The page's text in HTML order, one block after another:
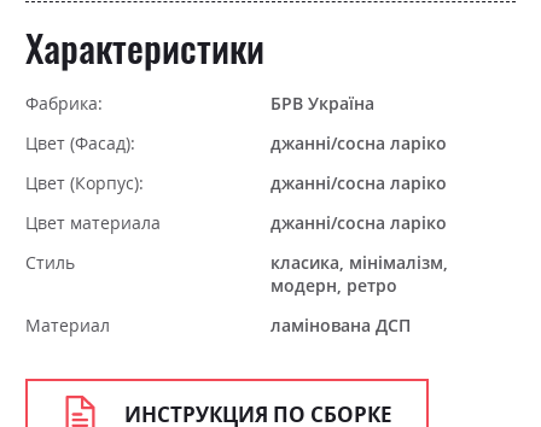
Характеристики
Фабрика:
БРВ Україна
Цвет (Фасад):
джанні/сосна ларіко
Цвет (Корпус):
джанні/сосна ларіко
Цвет материала
джанні/сосна ларіко
Стиль
класика, мінімалізм,
модерн, ретро
Материал
ламінована ДСП
ИНСТРУКЦИЯ ПО СБОРКЕ